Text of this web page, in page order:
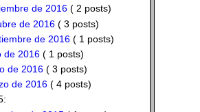
de 2016( 2 posts)
de 2016( 3 posts)
de 2016( 1 posts)
de 2016( 1 posts)
de 2016( 3 posts)
de 2016( 4 posts)